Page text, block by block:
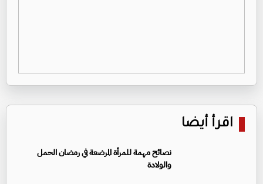
اقرأ أيضا
نصائح مهمة للمرأة المرضعة في رمضان الحمل
والولادة